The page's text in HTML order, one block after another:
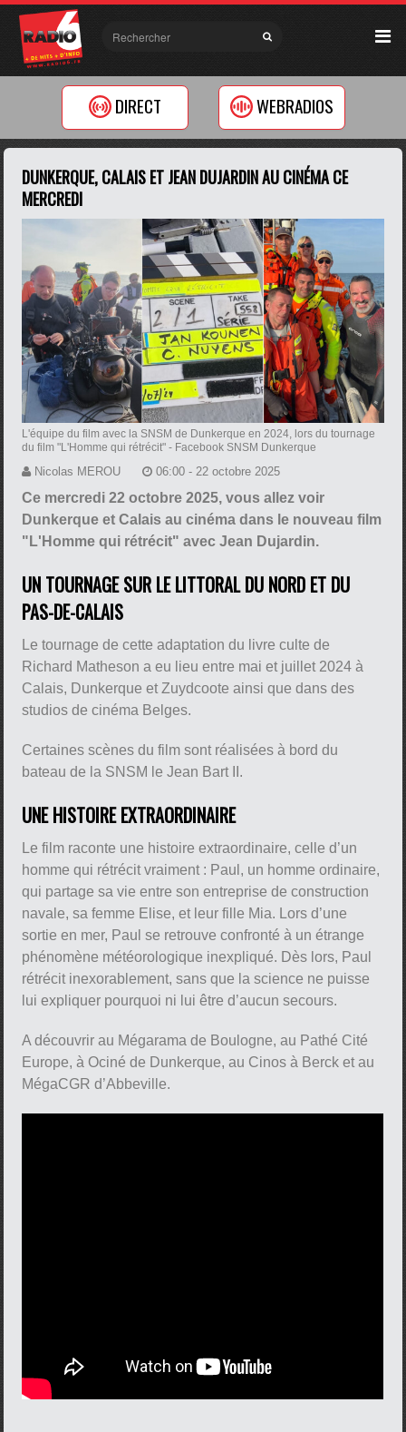
DIRECT WEBRADIOS
DUNKERQUE, CALAIS ET JEAN DUJARDIN AU CINÉMA CE
MERCREDI
L'équipe du film avec la SNSM de Dunkerque en 2024, lors du tournage
du film "L'Homme qui rétrécit" - Facebook SNSM Dunkerque
Nicolas MEROU 06:00 - 22 octobre 2025
Ce mercredi 22 octobre 2025, vous allez voir
Dunkerque et Calais au cinéma dans le nouveau film
"L'Homme qui rétrécit" avec Jean Dujardin.
UN TOURNAGE SUR LE LITTORAL DU NORD ET DU
PAS-DE-CALAIS
Le tournage de cette adaptation du livre culte de
Richard Matheson a eu lieu entre mai et juillet 2024 à
Calais, Dunkerque et Zuydcoote ainsi que dans des
studios de cinéma Belges.
Certaines scènes du film sont réalisées à bord du
bateau de la SNSM le Jean Bart II.
UNE HISTOIRE EXTRAORDINAIRE
Le film raconte une histoire extraordinaire, celle d’un
homme qui rétrécit vraiment : Paul, un homme ordinaire,
qui partage sa vie entre son entreprise de construction
navale, sa femme Elise, et leur fille Mia. Lors d’une
sortie en mer, Paul se retrouve confronté à un étrange
phénomène météorologique inexpliqué. Dès lors, Paul
rétrécit inexorablement, sans que la science ne puisse
lui expliquer pourquoi ni lui être d’aucun secours.
A découvrir au Mégarama de Boulogne, au Pathé Cité
Europe, à Ociné de Dunkerque, au Cinos à Berck et au
MégaCGR d’Abbeville.